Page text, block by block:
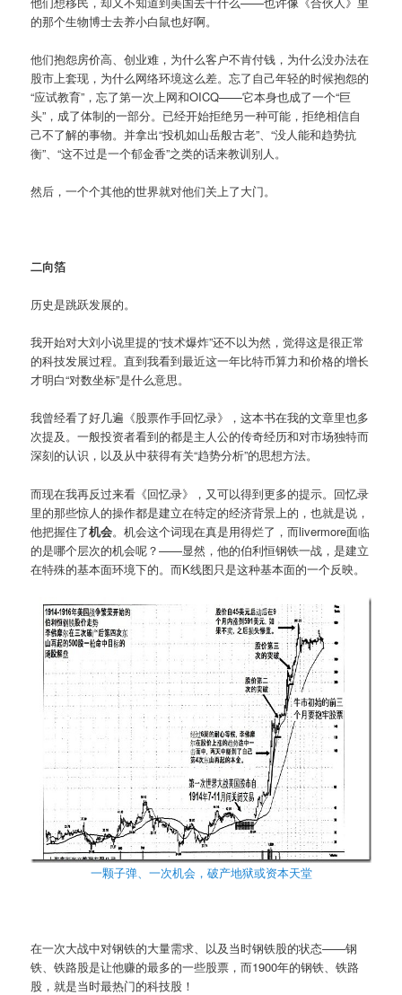
的那个生物博士去养小白鼠也好啊。
他们抱怨房价高、创业难，为什么客户不肯付钱，为什么没办法在
股市上套现，为什么网络环境这么差。忘了自己年轻的时候抱怨的
“应试教育”，忘了第一次上网和OICQ——它本身也成了一个“巨
头”，成了体制的一部分。已经开始拒绝另一种可能，拒绝相信自
己不了解的事物。并拿出“投机如山岳般古老”、“没人能和趋势抗
衡”、“这不过是一个郁金香”之类的话来教训别人。
然后，一个个其他的世界就对他们关上了大门。
二向箔
历史是跳跃发展的。
我开始对大刘小说里提的“技术爆炸”还不以为然，觉得这是很正常
的科技发展过程。直到我看到最近这一年比特币算力和价格的增长
才明白“对数坐标”是什么意思。
我曾经看了好几遍《股票作手回忆录》，这本书在我的文章里也多
次提及。一般投资者看到的都是主人公的传奇经历和对市场独特而
深刻的认识，以及从中获得有关“趋势分析”的思想方法。
而现在我再反过来看《回忆录》，又可以得到更多的提示。回忆录
里的那些惊人的操作都是建立在特定的经济背景上的，也就是说，
他把握住了机会。机会这个词现在真是用得烂了，而livermore面临
的是哪个层次的机会呢？——显然，他的伯利恒钢铁一战，是建立
在特殊的基本面环境下的。而K线图只是这种基本面的一个反映。
一颗子弹、一次机会，破产地狱或资本天堂
在一次大战中对钢铁的大量需求、以及当时钢铁股的状态——钢
铁、铁路股是让他赚的最多的一些股票，而1900年的钢铁、铁路
股，就是当时最热门的科技股！